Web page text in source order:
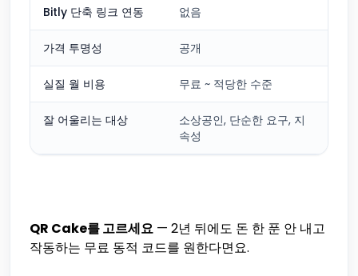
Bitly 단축 링크 연동 없음
가격 투명성 공개
실질 월 비용 무료 ~ 적당한 수준
잘 어울리는 대상
소상공인, 단순한 요구, 지
속성
QR Cake를 고르세요 — 2년 뒤에도 돈 한 푼 안 내고
작동하는 무료 동적 코드를 원한다면요.